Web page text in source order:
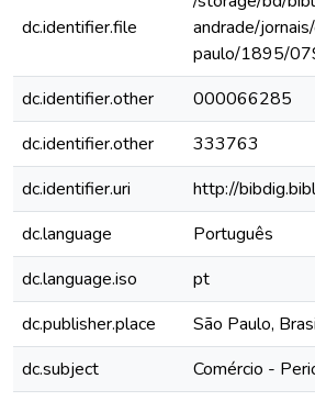
dc.identifier.file
andrade/
paulo/1895/
dc.identifier.other
000066285
dc.identifier.other
333763
dc.identifier.uri
http://
dc.language
Português
dc.language.iso
pt
dc.publisher.place
São Paulo,
dc.subject
Comércio -